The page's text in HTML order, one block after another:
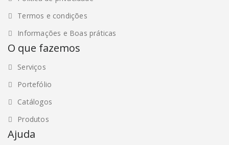
Termos e condições
Informações e Boas práticas
O que fazemos
Serviços
Portefólio
Catálogos
Produtos
Ajuda